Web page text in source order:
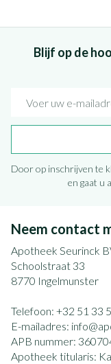
Blijf op de
Door op inschrijven te
en gaat u
Neem contact
Apotheek Seurinck
Schoolstraat 33
8770 Ingelmunster
Telefoon: +32 51 33
E-mailadres: info@
APB nummer:
Apotheek titularis: